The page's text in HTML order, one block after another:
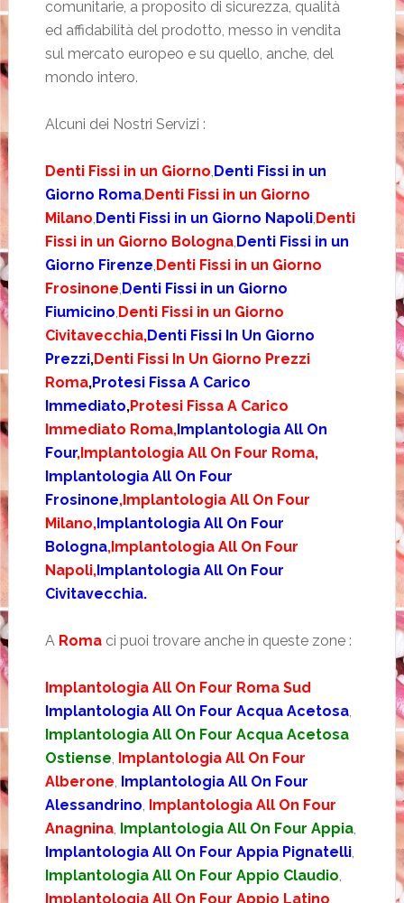
comunitarie, a proposito di sicurezza, qualità
ed affidabilità del prodotto, messo in vendita
sul mercato europeo e su quello, anche, del
mondo intero.
Alcuni dei Nostri Servizi :
Denti Fissi in un Giorno Denti Fissi in un
Giorno Roma, Denti Fissi in un Giorno
Milano Denti Fissi in un Giorno Napoli, Denti
Fissi in un Giorno Bologna, Denti Fissi in un
Giorno Firenze Denti Fissi in un Giorno
Frosinone Denti Fissi in un Giorno
Fiumicino Denti Fissi in un Giorno
Civitavecchia,Denti Fissi In Un Giorno
Prezzi,Denti Fissi In Un Giorno Prezzi
Roma,Protesi Fissa A Carico
Immediato,Protesi Fissa A Carico
Immediato Roma,Implantologia All On
Four,Implantologia All On Four Roma,
Implantologia All On Four
Frosinone,Implantologia All On Four
Milano,Implantologia All On Four
Bologna,Implantologia All On Four
Napoli,Implantologia All On Four
Civitavecchia.
A Romaci puoi trovare anche in queste zone :
Implantologia All On Four Roma Sud
Implantologia All On Four Acqua Acetosa,
Implantologia All On Four Acqua Acetosa
Ostiense Implantologia All On Four
Alberone Implantologia All On Four
Alessandrino Implantologia All On Four
Anagnina, Implantologia All On Four Appia,
Implantologia All On Four Appia Pignatelli,
Implantologia All On Four Appio Claudio
Implantologia All On Four Appio Latino